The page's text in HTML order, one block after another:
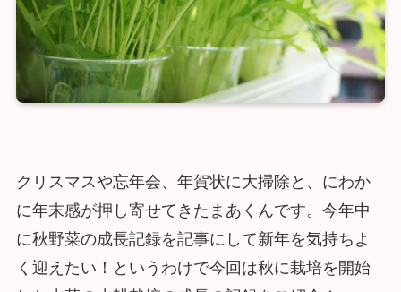
クリスマスや忘年会、年賀状に大掃除と、にわか
に年末感が押し寄せてきたまあくんです。今年中
に秋野菜の成長記録を記事にして新年を気持ちよ
く迎えたい！というわけで今回は秋に栽培を開始